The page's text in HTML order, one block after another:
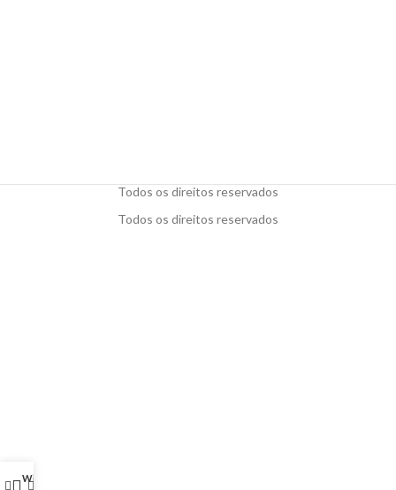
Todos os direitos reservados
Todos os direitos reservados
Wishlist